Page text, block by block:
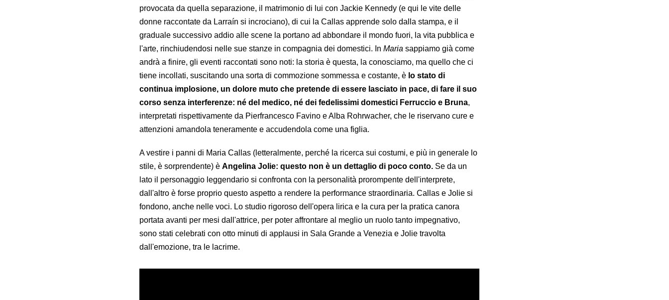
provocata da quella separazione, il matrimonio di lui con Jackie Kennedy (e qui le vite delle
donne raccontate da Larraín si incrociano), di cui la Callas apprende solo dalla stampa, e il
graduale successivo addio alle scene la portano ad abbondare il mondo fuori, la vita pubblica e
l'arte, rinchiudendosi nelle sue stanze in compagnia dei domestici. In Maria sappiamo già come
andrà a finire, gli eventi raccontati sono noti: la storia è questa, la conosciamo, ma quello che ci
tiene incollati, suscitando una sorta di commozione sommessa e costante, è lo stato di
continua implosione, un dolore muto che pretende di essere lasciato in pace, di fare il suo
corso senza interferenze: né del medico, né dei fedelissimi domestici Ferruccio e Bruna,
interpretati rispettivamente da Pierfrancesco Favino e Alba Rohrwacher, che le riservano cure e
attenzioni amandola teneramente e accudendola come una figlia.
A vestire i panni di Maria Callas (letteralmente, perché la ricerca sui costumi, e più in generale lo
stile, è sorprendente) è Angelina Jolie: questo non è un dettaglio di poco conto. Se da un
lato il personaggio leggendario si confronta con la personalità prorompente dell'interprete,
dall'altro è forse proprio questo aspetto a rendere la performance straordinaria. Callas e Jolie si
fondono, anche nelle voci. Lo studio rigoroso dell'opera lirica e la cura per la pratica canora
portata avanti per mesi dall'attrice, per poter affrontare al meglio un ruolo tanto impegnativo,
sono stati celebrati con otto minuti di applausi in Sala Grande a Venezia e Jolie travolta
dall'emozione, tra le lacrime.